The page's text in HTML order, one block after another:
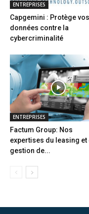
ENTREPRISES
Capgemini : Protège vos
données contre la
cybercriminalité
ENTREPRISES
Factum Group: Nos
expertises du leasing et
gestion de...